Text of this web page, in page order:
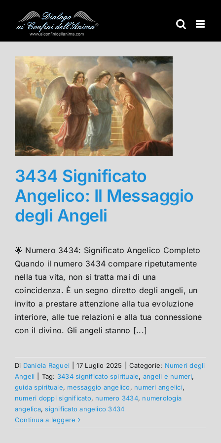
contenuto
3434 Significato
Angelico: Il Messaggio
degli Angeli
🌟 Numero 3434: Significato Angelico Completo
Quando il numero 3434 compare ripetutamente
nella tua vita, non si tratta mai di una
coincidenza. È un segno diretto degli angeli, un
invito a prestare attenzione alla tua evoluzione
interiore, alle tue relazioni e alla tua connessione
con il divino. Gli angeli stanno [...]
Di Daniela Raguel 17 Luglio 2025 Categorie: Numeri degli
Angeli
Tag: 3434 significato spirituale, angeli e numeri,
guida spirituale, messaggio angelico, numeri angelici,
numeri doppi significato, numero 3434, numerologia
angelica,significato angelico 3434
Continua a leggere